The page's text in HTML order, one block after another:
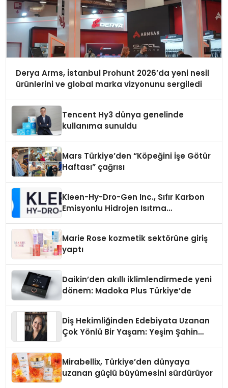
Derya Arms, İstanbul Prohunt 2026’da yeni nesil
ürünlerini ve global marka vizyonunu sergiledi
Tencent Hy3 dünya genelinde
kullanıma sunuldu
Mars Türkiye’den “Köpeğini İşe Götür
Haftası” çağrısı
Kleen-Hy-Dro-Gen Inc., Sıfır Karbon
Emisyonlu Hidrojen Isıtma
Marie Rose kozmetik sektörüne giriş
yaptı
Daikin’den akıllı iklimlendirmede yeni
dönem: Madoka Plus Türkiye’de
Diş Hekimliğinden Edebiyata Uzanan
Çok Yönlü Bir Yaşam: Yeşim Şahin
Mirabellix, Türkiye’den dünyaya
uzanan güçlü büyümesini sürdürüyor